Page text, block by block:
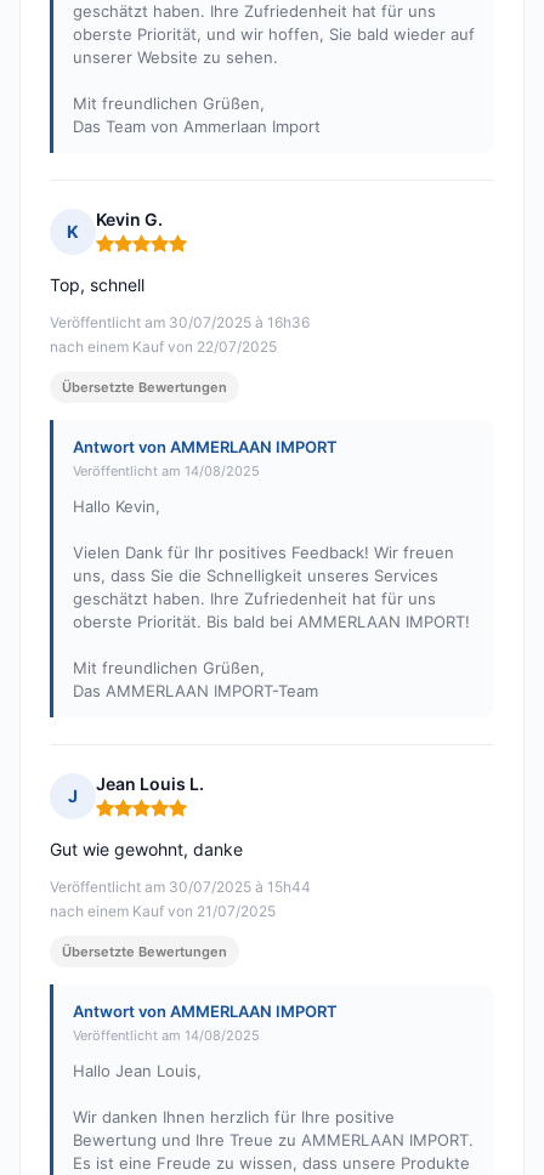
geschätzt haben. Ihre Zufriedenheit hat für uns
oberste Priorität, und wir hoffen, Sie bald wieder auf
unserer Website zu sehen.
Mit freundlichen Grüßen,
Das Team von Ammerlaan Import
K
Kevin G.
Hinweis: 5 von 5
Veröffentlicht am 30/07/2025 à 16h36
nach einem Kauf von 22/07/2025
Top, schnell
Übersetzte Bewertungen
Antwort von AMMERLAAN IMPORT
Veröffentlicht am 14/08/2025
Hallo Kevin,
Vielen Dank für Ihr positives Feedback! Wir freuen
uns, dass Sie die Schnelligkeit unseres Services
geschätzt haben. Ihre Zufriedenheit hat für uns
oberste Priorität. Bis bald bei AMMERLAAN IMPORT!
Mit freundlichen Grüßen,
Das AMMERLAAN IMPORT-Team
J
Jean Louis L.
Hinweis: 5 von 5
Veröffentlicht am 30/07/2025 à 15h44
nach einem Kauf von 21/07/2025
Gut wie gewohnt, danke
Übersetzte Bewertungen
Antwort von AMMERLAAN IMPORT
Veröffentlicht am 14/08/2025
Hallo Jean Louis,
Wir danken Ihnen herzlich für Ihre positive
Bewertung und Ihre Treue zu AMMERLAAN IMPORT.
Es ist eine Freude zu wissen, dass unsere Produkte